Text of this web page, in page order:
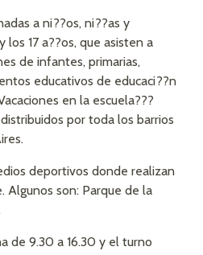
a ni??os, ni??as y
17 a??os, que asisten a
de infantes, primarias,
educativos de educaci??n
en la escuela???
por toda los barrios
deportivos donde realizan
Algunos son: Parque de la
de 9.30 a 16.30 y el turno